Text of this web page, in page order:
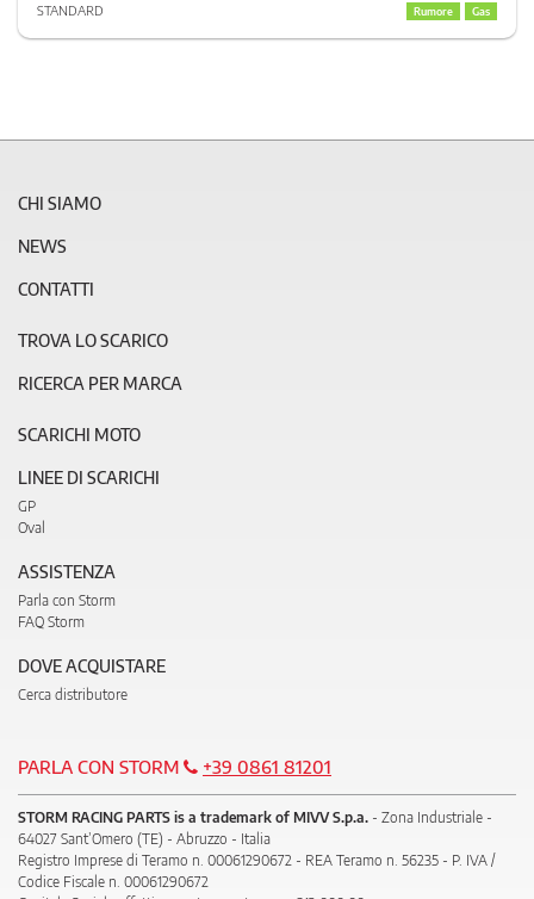
STANDARD
Rumore Gas
CHI SIAMO
NEWS
CONTATTI
TROVA LO SCARICO
RICERCA PER MARCA
SCARICHI MOTO
LINEE DI SCARICHI
GP
Oval
ASSISTENZA
Parla con Storm
FAQ Storm
DOVE ACQUISTARE
Cerca distributore
PARLA CON STORM +39 0861 81201
STORM RACING PARTS is a trademark of MIVV S.p.a. - Zona Industriale -
64027 Sant’Omero (TE) - Abruzzo - Italia
Registro Imprese di Teramo n. 00061290672 - REA Teramo n. 56235 - P. IVA /
Codice Fiscale n. 00061290672